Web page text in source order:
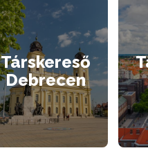
Társkereső
Debrecen